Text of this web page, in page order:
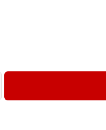
Сказка соска силик арт